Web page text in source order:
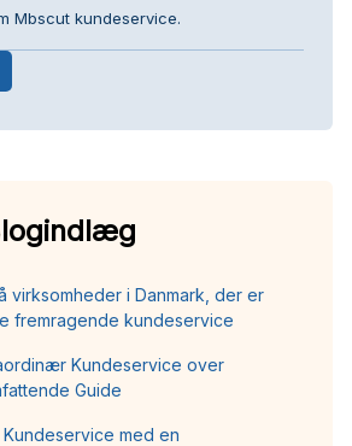
Mbscut kundeservice.
virksomheder i Danmark, der er
fremragende kundeservice
Kundeservice over
Guide
med en